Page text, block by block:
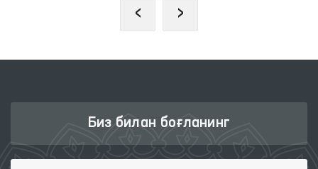
‹ ›
Биз билан боғланинг